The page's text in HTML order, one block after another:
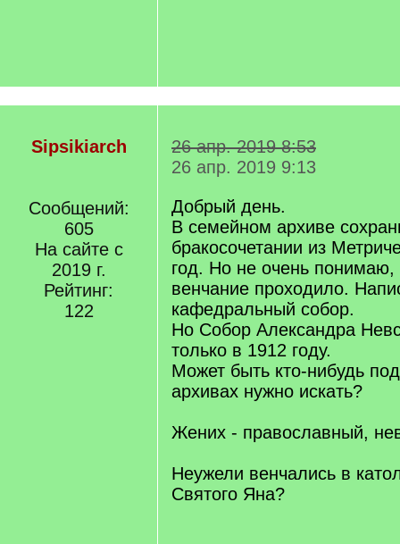
Sipsikiarch
Сообщений:
605
На сайте с
2019 г.
Рейтинг:
122
26 апр. 2019 8:53
26 апр. 2019 9:13
Добрый день.
В семейном архиве
бракосочетании из
год. Но не очень понимаю,
венчание проходило.
кафедральный собор.
Но Собор Александра
только в 1912 году.
Может быть кто-нибудь
архивах нужно искать?
Жених - православный,
Неужели венчались в
Святого Яна?